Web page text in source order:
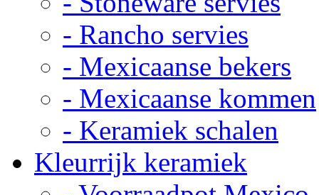
- Rancho servies
- Mexicaanse bekers
- Mexicaanse kommen
- Keramiek schalen
Kleurrijk keramiek